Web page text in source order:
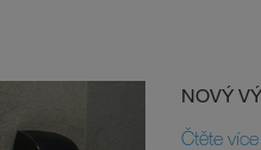
NOVÝ
Čtěte více